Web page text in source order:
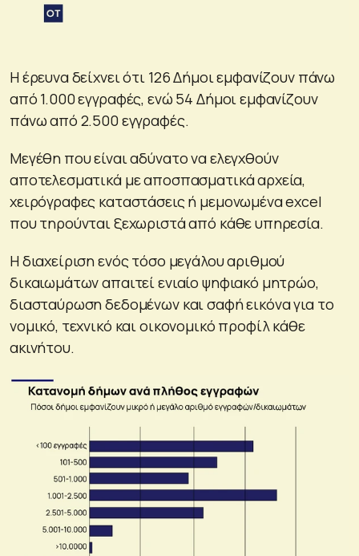
Η έρευνα δείχνει ότι 126 Δήμοι εμφανίζουν πάνω
από 1.000 εγγραφές, ενώ 54 Δήμοι εμφανίζουν
πάνω από 2.500 εγγραφές.
Μεγέθη που είναι αδύνατο να ελεγχθούν
αποτελεσματικά με αποσπασματικά αρχεία,
χειρόγραφες καταστάσεις ή μεμονωμένα excel
που τηρούνται ξεχωριστά από κάθε υπηρεσία.
Η διαχείριση ενός τόσο μεγάλου αριθμού
δικαιωμάτων απαιτεί ενιαίο ψηφιακό μητρώο,
διασταύρωση δεδομένων και σαφή εικόνα για το
νομικό, τεχνικό και οικονομικό προφίλ κάθε
ακινήτου.